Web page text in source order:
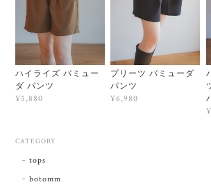
ハイライズ バミュー
ダ パンツ
¥5,880
プリーツ バミューダ
パンツ
¥6,980
CATEGORY
tops
botomm